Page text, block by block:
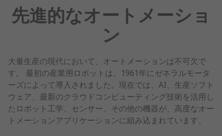
先進的なオートメーショ
ン
大量生産の現代において、オートメーションは不可欠で
す。 最初の産業用ロボットは、1961年にゼネラルモータ
ーズによって導入されました。現在では、AI、生産ソフト
ウェア、最新のクラウドコンピューティング技術を活用し
たロボット工学、センサー、その他の機器が、高度なオー
トメーションアプリケーションに組み込まれています。